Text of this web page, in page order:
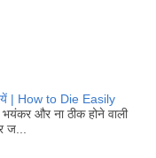
| How to Die Easily
और ना ठीक होने वाली
ज...